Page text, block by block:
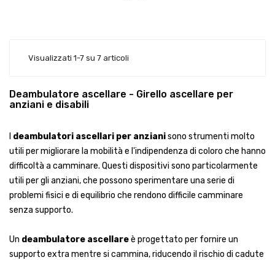
Visualizzati 1-7 su 7 articoli
Deambulatore ascellare - Girello ascellare per
anziani e disabili
deambulatori ascellari per anzianisono strumenti molto
utili per migliorare la mobilità e l'indipendenza di coloro che hanno
difficoltà a camminare. Questi dispositivi sono particolarmente
utili per gli anziani, che possono sperimentare una serie di
problemi fisici e di equilibrio che rendono difficile camminare
senza supporto.
Un deambulatore ascellareè progettato per fornire un
supporto extra mentre si cammina, riducendo il rischio di cadute